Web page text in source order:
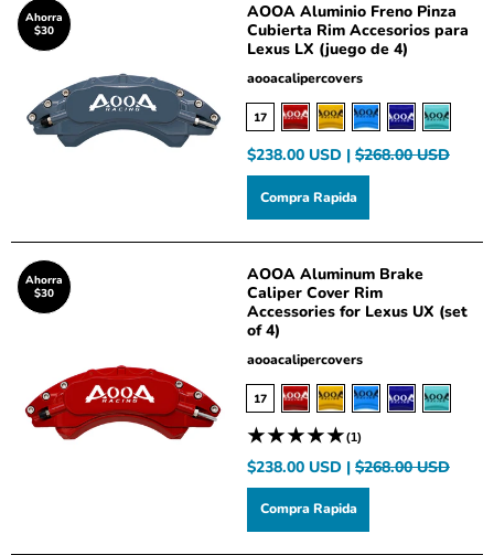
Ahorra
$30
AOOA Aluminio Freno Pinza
Cubierta Rim Accesorios para
Lexus LX (juego de 4)
aooacalipercovers
17
$238.00 USD | $268.00 USD
Compra Rapida
Ahorra
$30
AOOA Aluminum Brake
Caliper Cover Rim
Accessories for Lexus UX (set
of 4)
aooacalipercovers
17
(1)
$238.00 USD | $268.00 USD
Compra Rapida